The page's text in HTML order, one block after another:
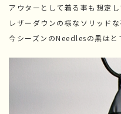
アウターとして着る事も想定
レザーダウンの様なソリッドな
今シーズンのNeedlesの黒はと